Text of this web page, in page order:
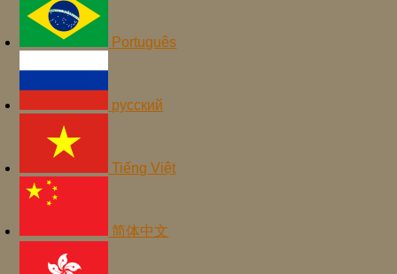
Português
русский
Tiếng Việt
简体中文